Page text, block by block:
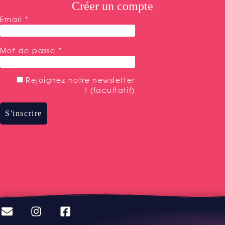
Créer un compte
Email *
Mot de passe *
Rejoignez notre newsletter
! (facultatif)
S'inscrire